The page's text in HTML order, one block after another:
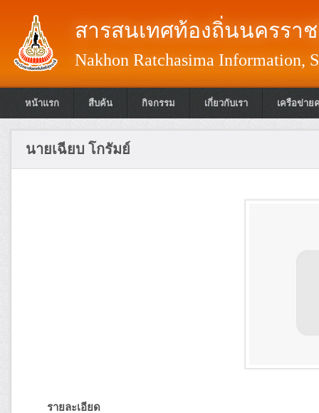
สารสนเทศท้องถิ่นนครรา
Nakhon Ratchasima Information,
หน้าแรก สืบค้น กิจกรรม เกี่ยวกับเรา เครือข่าย
นายเฉียบ โกรัมย์
รายละเอียด